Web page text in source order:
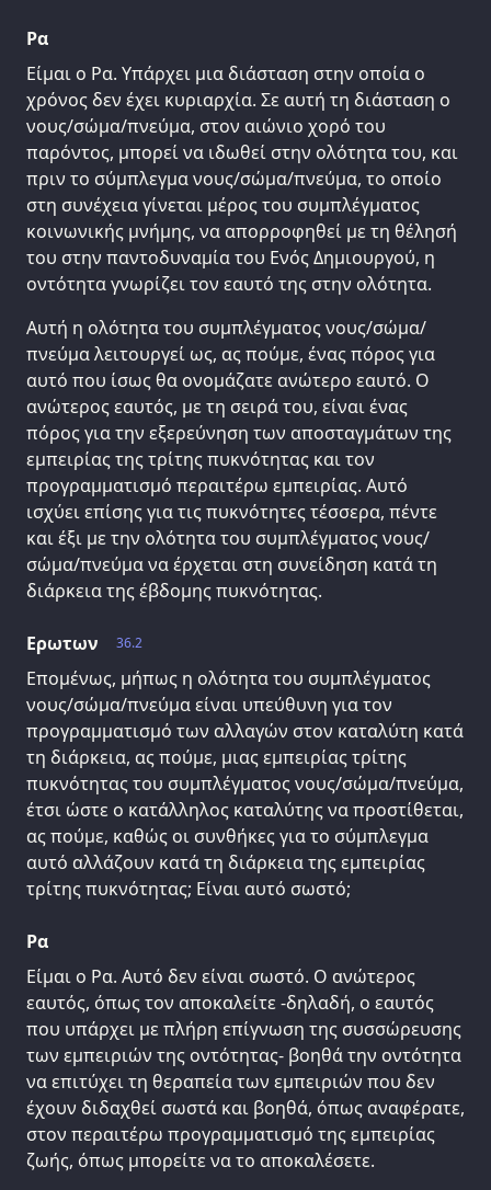
Ρα
Είμαι ο Ρα. Υπάρχει μια διάσταση στην οποία ο
χρόνος δεν έχει κυριαρχία. Σε αυτή τη διάσταση ο
νους/σώμα/πνεύμα, στον αιώνιο χορό του
παρόντος, μπορεί να ιδωθεί στην ολότητα του, και
πριν το σύμπλεγμα νους/σώμα/πνεύμα, το οποίο
στη συνέχεια γίνεται μέρος του συμπλέγματος
κοινωνικής μνήμης, να απορροφηθεί με τη θέλησή
του στην παντοδυναμία του Ενός Δημιουργού, η
οντότητα γνωρίζει τον εαυτό της στην ολότητα.
Αυτή η ολότητα του συμπλέγματος νους/σώμα/
πνεύμα λειτουργεί ως, ας πούμε, ένας πόρος για
αυτό που ίσως θα ονομάζατε ανώτερο εαυτό. Ο
ανώτερος εαυτός, με τη σειρά του, είναι ένας
πόρος για την εξερεύνηση των αποσταγμάτων της
εμπειρίας της τρίτης πυκνότητας και τον
προγραμματισμό περαιτέρω εμπειρίας. Αυτό
ισχύει επίσης για τις πυκνότητες τέσσερα, πέντε
και έξι με την ολότητα του συμπλέγματος νους/
σώμα/πνεύμα να έρχεται στη συνείδηση κατά τη
διάρκεια της έβδομης πυκνότητας.
36.2
Ερωτων
Επομένως, μήπως η ολότητα του συμπλέγματος
νους/σώμα/πνεύμα είναι υπεύθυνη για τον
προγραμματισμό των αλλαγών στον καταλύτη κατά
τη διάρκεια, ας πούμε, μιας εμπειρίας τρίτης
πυκνότητας του συμπλέγματος νους/σώμα/πνεύμα,
έτσι ώστε ο κατάλληλος καταλύτης να προστίθεται,
ας πούμε, καθώς οι συνθήκες για το σύμπλεγμα
αυτό αλλάζουν κατά τη διάρκεια της εμπειρίας
τρίτης πυκνότητας; Είναι αυτό σωστό;
Ρα
Είμαι ο Ρα. Αυτό δεν είναι σωστό. Ο ανώτερος
εαυτός, όπως τον αποκαλείτε -δηλαδή, ο εαυτός
που υπάρχει με πλήρη επίγνωση της συσσώρευσης
των εμπειριών της οντότητας- βοηθά την οντότητα
να επιτύχει τη θεραπεία των εμπειριών που δεν
έχουν διδαχθεί σωστά και βοηθά, όπως αναφέρατε,
στον περαιτέρω προγραμματισμό της εμπειρίας
ζωής, όπως μπορείτε να το αποκαλέσετε.